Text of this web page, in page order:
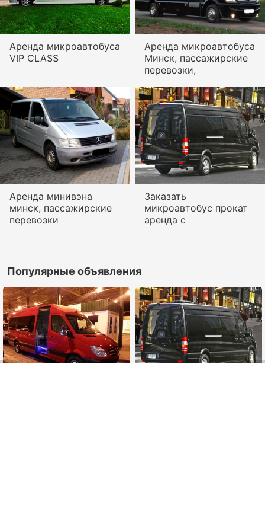
Аренда микроавтобуса
VIP CLASS
Аренда микроавтобуса
Минск, пассажирские
перевозки,
Аренда минивэна
минск, пассажирские
перевозки
Заказать
микроавтобус прокат
аренда с
Популярные объявления